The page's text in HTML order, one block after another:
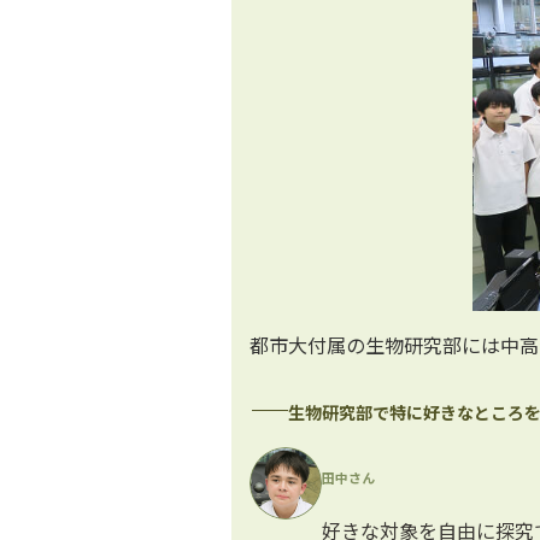
都市大付属の生物研究部には中
生物研究部で特に好きなところ
田中さん
好きな対象を自由に探